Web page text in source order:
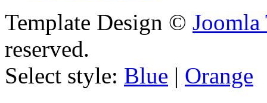
Template Design © Joomla
reserved.
Select style: Blue | Orange